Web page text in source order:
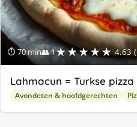
⏱ 70 min👥 1★★★★★ 4.63
Lahmacun = Turkse pizza
Avondeten & hoofdgerechten